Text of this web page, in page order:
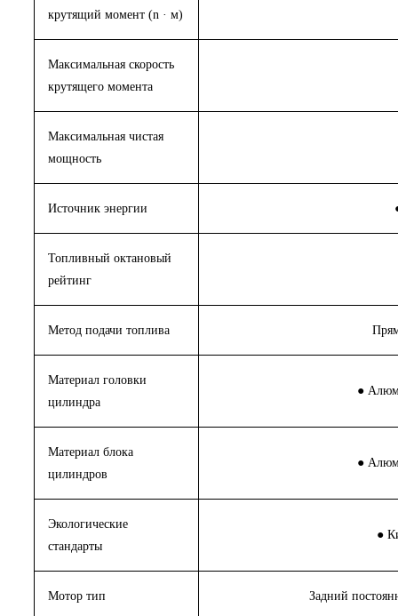
крутящий момент (n · м)
Максимальная скорость
крутящего момента
Максимальная чистая
мощность
Источник энергии
Топливный октановый
рейтинг
Метод подачи топлива
Материал головки
цилиндра
●
Материал блока
цилиндров
●
Экологические
стандарты
●
Мотор тип Задний